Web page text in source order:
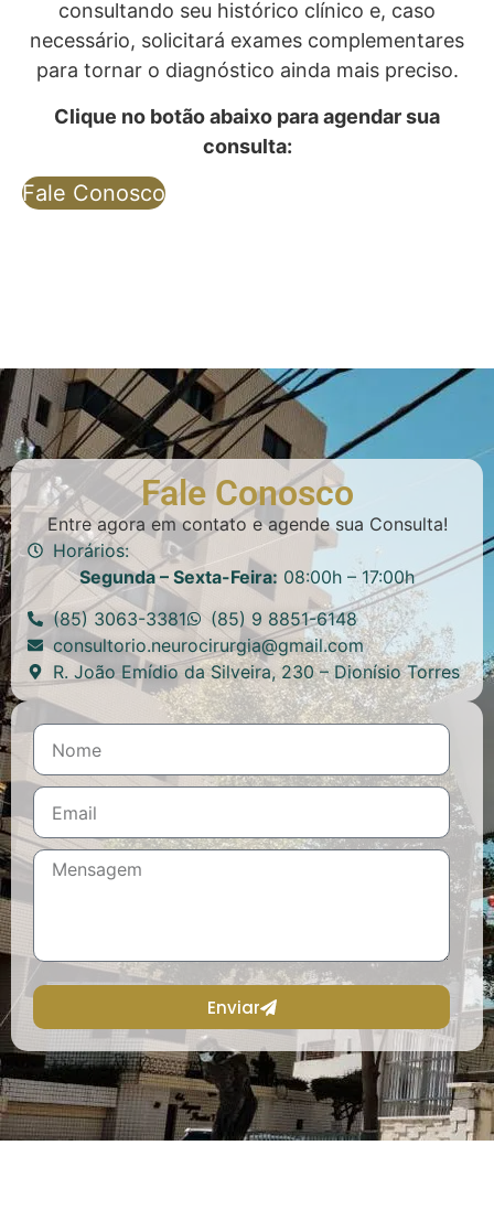
consultando seu histórico clínico e, caso
necessário, solicitará exames complementares
para tornar o diagnóstico ainda mais preciso.
Clique no botão abaixo para agendar sua
consulta:
Fale Conosco
Fale Conosco
Entre agora em contato e agende sua Consulta!
Horários:
Segunda – Sexta-Feira: 08:00h – 17:00h
(85) 3063-3381
(85) 9 8851-6148
consultorio.neurocirurgia@gmail.com
R. João Emídio da Silveira, 230 – Dionísio Torres
Enviar